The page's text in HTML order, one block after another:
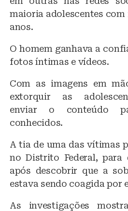
maioria adolescentes com
anos.
O homem ganhava a
fotos íntimas e vídeos.
Com as imagens em
extorquir as
enviar o conteúdo
conhecidos.
A tia de uma das vítimas
no Distrito Federal, para
após descobrir que a
estava sendo coagida por
As investigações